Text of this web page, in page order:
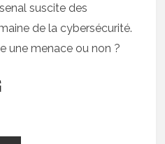
suscite des
de la cybersécurité.
une menace ou non ?